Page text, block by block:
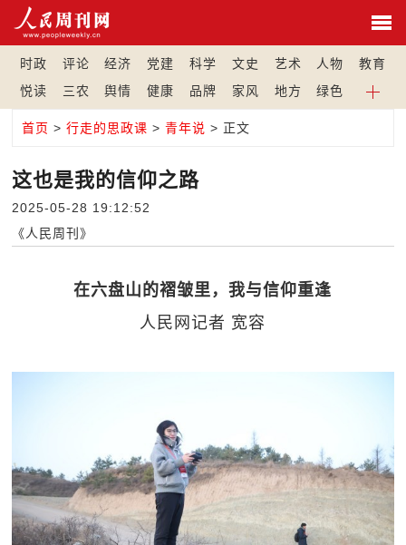
时政 评论 经济 党建 科学 文史 艺术 人物
教育
悦读
三农 舆情 健康 品牌 家风 地方 绿色
首页 >行走的思政课 >青年说 > 正文
这也是我的信仰之路
2025-05-28 19:12:52
《人民周刊》
在六盘山的褶皱里，我与信仰重逢
人民网记者 宽容